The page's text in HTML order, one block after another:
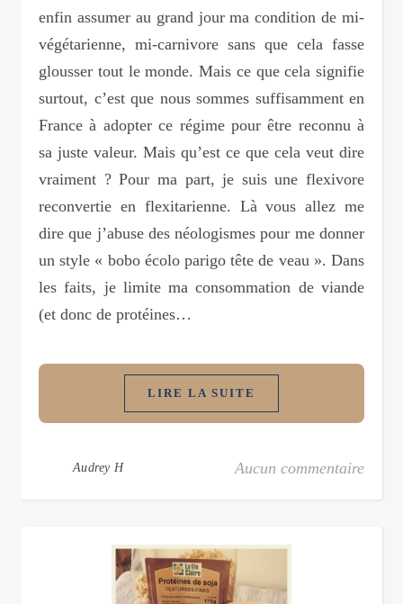
enfin assumer au grand jour ma condition de mi-
végétarienne, mi-carnivore sans que cela fasse
glousser tout le monde. Mais ce que cela signifie
surtout, c’est que nous sommes suffisamment en
France à adopter ce régime pour être reconnu à
sa juste valeur. Mais qu’est ce que cela veut dire
vraiment ? Pour ma part, je suis une flexivore
reconvertie en flexitarienne. Là vous allez me
dire que j’abuse des néologismes pour me donner
un style « bobo écolo parigo tête de veau ». Dans
les faits, je limite ma consommation de viande
(et donc de protéines…
LIRE LA SUITE
Audrey H Aucun commentaire